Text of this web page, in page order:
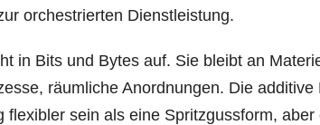
orchestrierten Dienstleistung.
in Bits und Bytes auf. Sie bleibt an
räumliche Anordnungen. Die
flexibler sein als eine Spritzgussform,